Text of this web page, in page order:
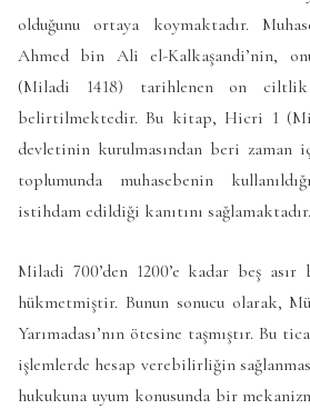
olduğunu ortaya koymaktadır.
Ahmed bin Ali el-Kalkaşandi’nin,
(Miladi 1418) tarihlenen on ciltlik
belirtilmektedir. Bu kitap, Hicri 1
devletinin kurulmasından beri zaman
toplumunda muhasebenin
istihdam edildiği kanıtını sağlamaktadır.
Miladi 700’den 1200’e kadar beş asır
hükmetmiştir. Bunun sonucu olarak,
Yarımadası’nın ötesine taşmıştır. Bu
işlemlerde hesap verebilirliğin
hukukuna uyum konusunda bir